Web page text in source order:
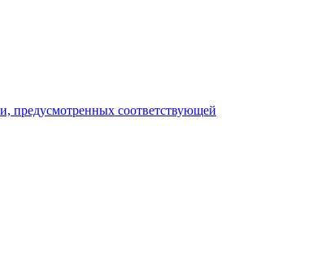
предусмотренных соответствующей